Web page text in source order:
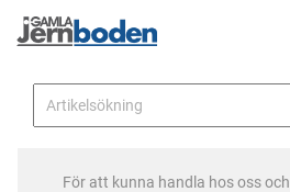
För att kunna handla hos oss